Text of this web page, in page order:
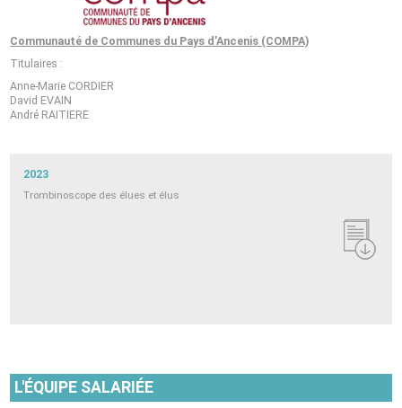
Communauté de Communes du Pays d’Ancenis (COMPA)
Titulaires :
Anne-Marie CORDIER
David EVAIN
André RAITIERE
2023
Trombinoscope des élues et élus
L'ÉQUIPE SALARIÉE